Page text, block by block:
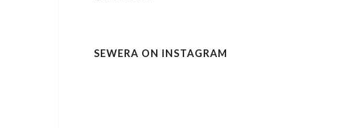
SEWERA ON INSTAGRAM